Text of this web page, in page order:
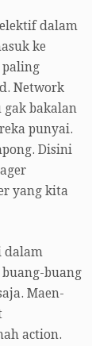
dalam
ke
paling
Network
bakalan
punyai.
Disini
yang kita
dalam
buang
Maen-
action.